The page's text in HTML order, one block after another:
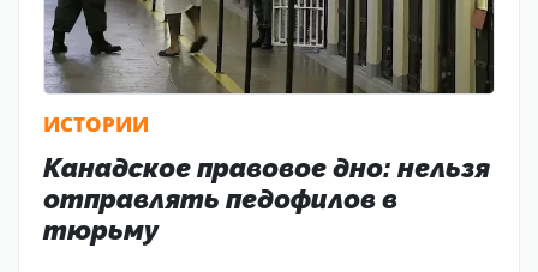
ИСТОРИИ
Канадское правовое дно: нельзя
отправлять педофилов в
тюрьму